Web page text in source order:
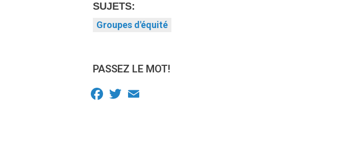
SUJETS:
Groupes d'équité
PASSEZ LE MOT!
Facebook
Twitter